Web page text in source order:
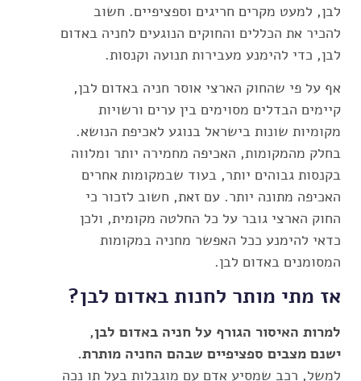
לבן, למעט מקרים חריגים וספציפיים. חשוב
להכיר את הכללים והחוקים הנוגעים לחניה באדום
לבן, כדי להימנע מעבירות תנועה וקנסות.
אף על פי שהחוק הארצי אוסר חניה באדום לבן,
קיימים הבדלים מסוימים בין ערים ורשויות
מקומיות שונות בישראל בנוגע לאכיפת הנושא.
בחלק מהמקומות, האכיפה מחמירה יותר ומלווה
בקנסות גבוהים יותר, בעוד שבמקומות אחרים
האכיפה מתונה יותר. עם זאת, חשוב לזכור כי
החוק הארצי גובר על כל החלטה מקומית, ולכן
כדאי להימנע ככל האפשר מחניה במקומות
המסומנים באדום לבן.
אז מתי מותר לחנות באדום לבן?
למרות האיסור הגורף על חניה באדום לבן,
ישנם מצבים ספציפיים שבהם החניה מותרת.
למשל, רכב שמסיע אדם עם מוגבלות בעל תו נכה